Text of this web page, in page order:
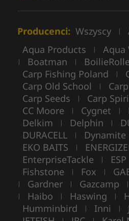
Producenci: Wszyscy |
Aqua Products | Aqua
| Boatman |
Carp Fishing Poland |
Carp Old School |
Carp Seeds | Carp
CC Moore | Cygnet |
Delkim | Delphin |
DURACELL | Dynamite
EKO BAITS |
EnterpriseTackle | ESP
Fishstone | Fox |
| Gardner | Gazcamp |
| Haibo | Haswing |
Humminbird | Inni |